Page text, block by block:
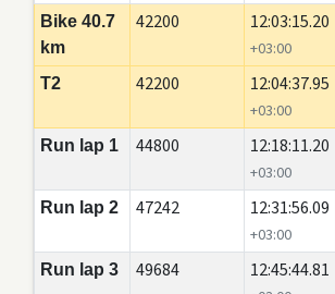
Bike 40.7
km
42200 12:03:15.20
+03:00
T2 42200 12:04:37.95
+03:00
Run lap 1 44800 12:18:11.20
+03:00
Run lap 2 47242 12:31:56.09
+03:00
Run lap 3 49684 12:45:44.81